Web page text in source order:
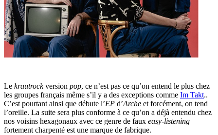
Le krautrockversion pop, ce n’est pas ce qu’on entend le plus chez
les groupes français même s’il y a des exceptions comme Im Takt..
C’est pourtant ainsi que débute l’EP d’Arche et forcément, on tend
l’oreille. La suite sera plus conforme à ce qu’on a déjà entendu chez
nos voisins hexagonaux avec ce genre de faux easy-listening
fortement charpenté est une marque de fabrique.